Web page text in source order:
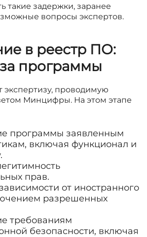
такие задержки, заранее
вопросы экспертов.
в реестр ПО:
программы
экспертизу, проводимую
Минцифры. На этом этапе
программы заявленным
включая функционал и
прав.
от иностранного
разрешенных
требованиям
безопасности, включая